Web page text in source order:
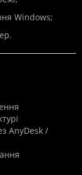
Windows;
AnyDesk /